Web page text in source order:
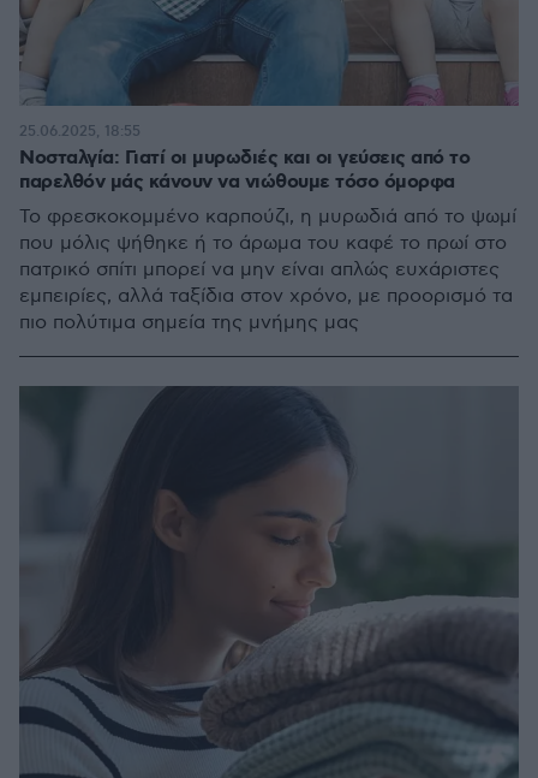
Νοσταλγία: Γιατί οι μυρωδιές και οι γεύσεις από το
παρελθόν μάς κάνουν να νιώθουμε τόσο όμορφα
Το φρεσκοκομμένο καρπούζι, η μυρωδιά από το ψωμί
που μόλις ψήθηκε ή το άρωμα του καφέ το πρωί στο
πατρικό σπίτι μπορεί να μην είναι απλώς ευχάριστες
εμπειρίες, αλλά ταξίδια στον χρόνο, με προορισμό τα
πιο πολύτιμα σημεία της μνήμης μας
25.06.2025, 18:55